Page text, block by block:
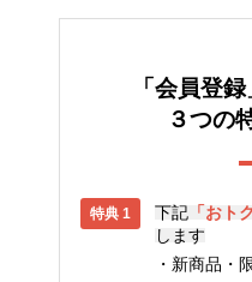
「会員登
３つの
下記 「おト
します
新商品・